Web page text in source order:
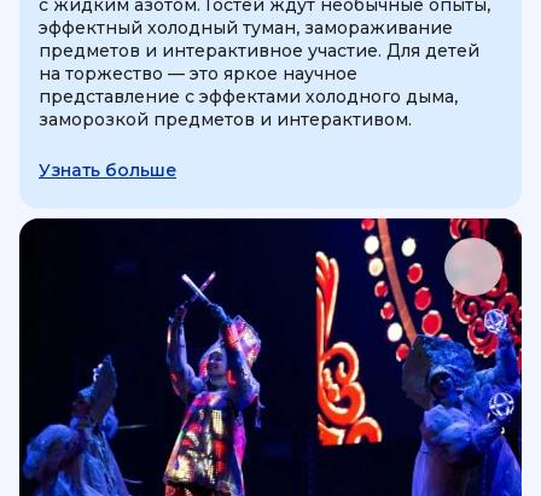
с жидким азотом. Гостей ждут необычные опыты,
эффектный холодный туман, замораживание
предметов и интерактивное участие. Для детей
на торжество — это яркое научное
представление с эффектами холодного дыма,
заморозкой предметов и интерактивом.
Узнать больше